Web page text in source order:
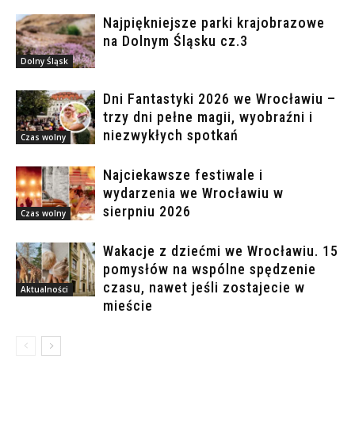
Dolny Śląsk
Najpiękniejsze parki krajobrazowe
na Dolnym Śląsku cz.3
Czas wolny
Dni Fantastyki 2026 we Wrocławiu –
trzy dni pełne magii, wyobraźni i
niezwykłych spotkań
Czas wolny
Najciekawsze festiwale i
wydarzenia we Wrocławiu w
sierpniu 2026
Aktualności
Wakacje z dziećmi we Wrocławiu. 15
pomysłów na wspólne spędzenie
czasu, nawet jeśli zostajecie w
mieście